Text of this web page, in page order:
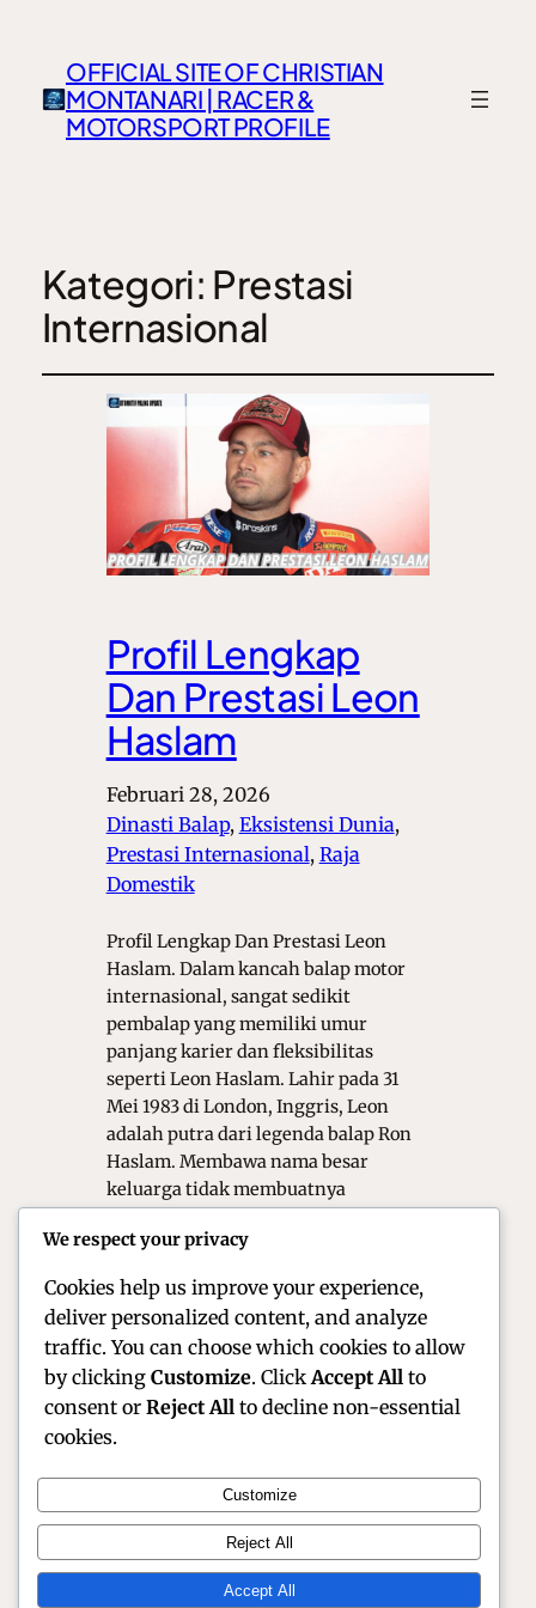
OFFICIAL SITE OF CHRISTIAN
MONTANARI | RACER &
MOTORSPORT PROFILE
Kategori: Prestasi
Internasional
Profil Lengkap
Dan Prestasi Leon
Haslam
Februari 28, 2026
Dinasti Balap, Eksistensi Dunia ,
Prestasi Internasional, Raja
Domestik
Profil Lengkap Dan Prestasi Leon
Haslam. Dalam kancah balap motor
internasional, sangat sedikit
pembalap yang memiliki umur
panjang karier dan fleksibilitas
seperti Leon Haslam. Lahir pada 31
Mei 1983 di London, Inggris, Leon
adalah putra dari legenda balap Ron
Haslam. Membawa nama besar
keluarga tidak membuatnya
mengukir identitasnya sendiri
Official Site of Christian Montanari | Racer &
Motorsport Profile
We respect your privacy
Cookies help us improve your experience,
deliver personalized content, and analyze
traffic. You can choose which cookies to allow
by clicking Customize. Click Accept All to
consent or Reject All to decline non-essential
cookies.
Customize
Reject All
Accept All